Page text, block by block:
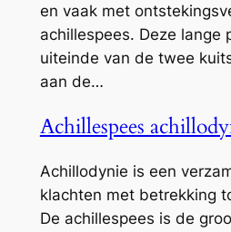
en vaak met
achillespees. Deze lange
uiteinde van de twee
aan de…
Achillespees
Achillodynie is een
klachten met betrekking
De achillespees is de